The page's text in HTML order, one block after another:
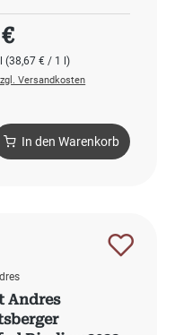
l(38,67 € / 1 l)
Preis:
Versandkosten
In den Warenkorb
Andres